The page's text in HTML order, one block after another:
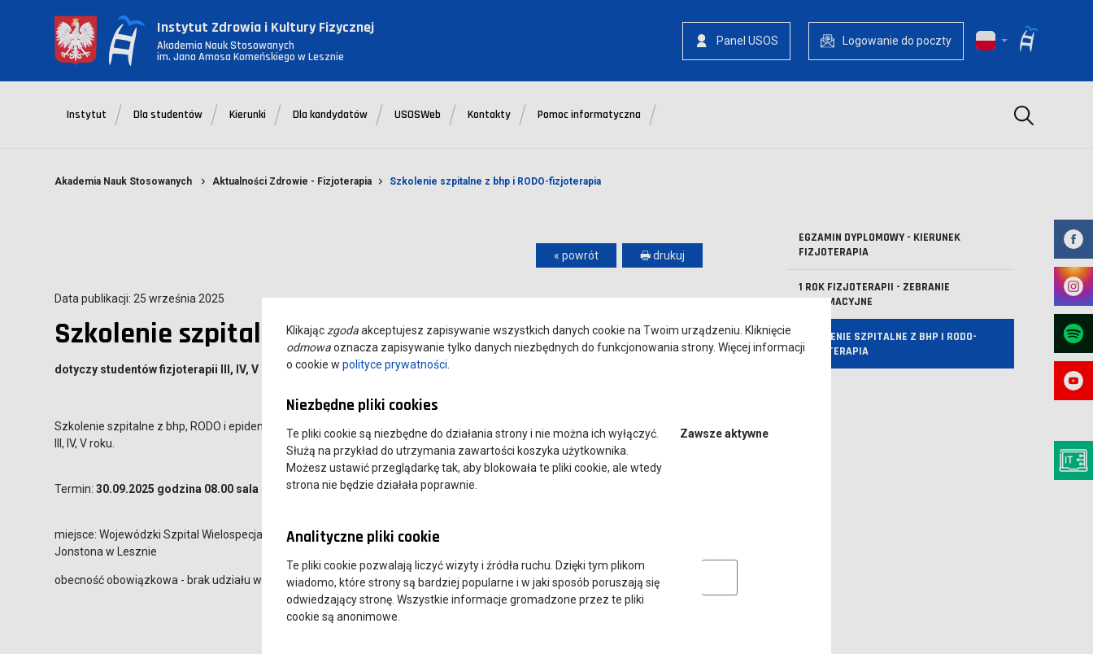
Instytut Zdrowia i Kultury Fizycznej
Akademia Nauk Stosowanych
im. Jana Amosa Komeńskiego w Lesznie
Panel USOS Logowanie do poczty
Instytut Dla studentów Kierunki Dla kandydatów USOSWeb Kontakty Pomoc informatyczna Szukaj
Akademia Nauk Stosowanych Aktualności Zdrowie - Fizjoterapia Szkolenie szpitalne z bhp i RODO-fizjoterapia
EGZAMIN DYPLOMOWY - KIERUNEK
FIZJOTERAPIA
1 ROK FIZJOTERAPII - ZEBRANIE
INFORMACYJNE
SZKOLENIE SZPITALNE Z BHP I RODO-
FIZJOTERAPIA
« powrót 🖶 drukuj
Data publikacji: 25 września 2025
Szkolenie szpitalne z bhp i RODO-fizjoterapia
dotyczy studentów fizjoterapii III, IV, V rok
Szkolenie szpitalne z bhp, RODO i epidemiologiczne dla studentów
III, IV, V roku.
Termin:30.09.2025 godzina 08.00 sala konferencyjna
miejsce: Wojewódzki Szpital Wielospecjalistyczny im. dr. Jana
Jonstona w Lesznie
obecność obowiązkowa - brak udziału w powyższym szkoleniu uniemożliwi studentowi wejście na zajęcia kliniczne w szpitalu.
Klikając zgodaakceptujesz zapisywanie wszystkich danych cookie na Twoim urządzeniu. Kliknięcie
odmowaoznacza zapisywanie tylko danych niezbędnych do funkcjonowania strony. Więcej informacji
o cookie w polityce prywatności
Niezbędne pliki cookies
Te pliki cookie są niezbędne do działania strony i nie można ich wyłączyć.
Służą na przykład do utrzymania zawartości koszyka użytkownika.
Możesz ustawić przeglądarkę tak, aby blokowała te pliki cookie, ale wtedy
strona nie będzie działała poprawnie.
Zawsze aktywne
Analityczne pliki cookie
Te pliki cookie pozwalają liczyć wizyty i źródła ruchu. Dzięki tym plikom
wiadomo, które strony są bardziej popularne i w jaki sposób poruszają się
odwiedzający stronę. Wszystkie informacje gromadzone przez te pliki
cookie są anonimowe.
Analityczne pliki cookie